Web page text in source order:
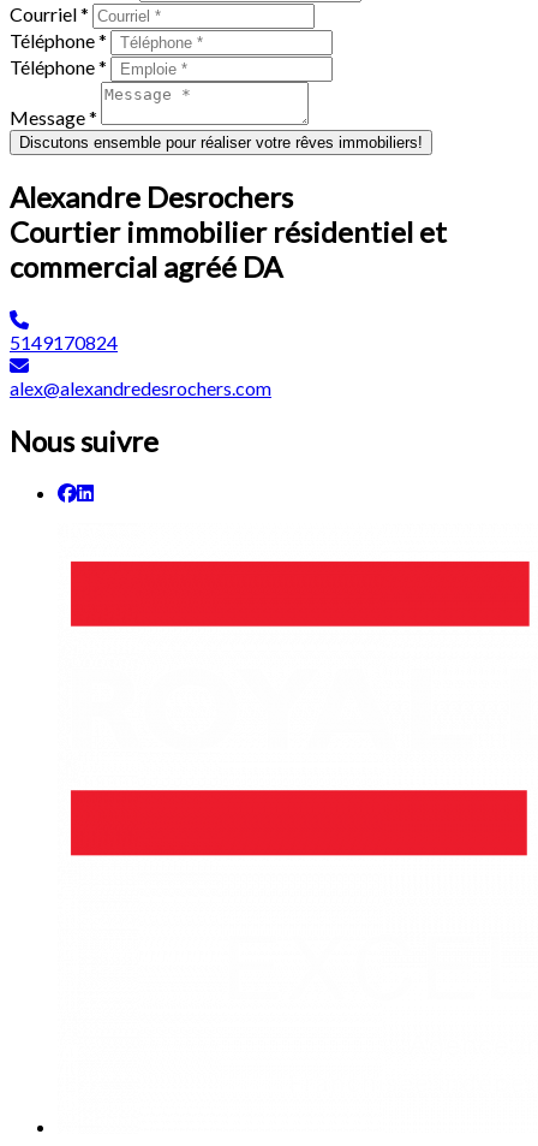
Courriel *
Téléphone *
Téléphone *
Message *
Discutons ensemble pour réaliser votre rêves immobiliers!
Alexandre Desrochers
Courtier immobilier résidentiel et
commercial agréé DA
5149170824
alex@alexandredesrochers.com
Nous suivre